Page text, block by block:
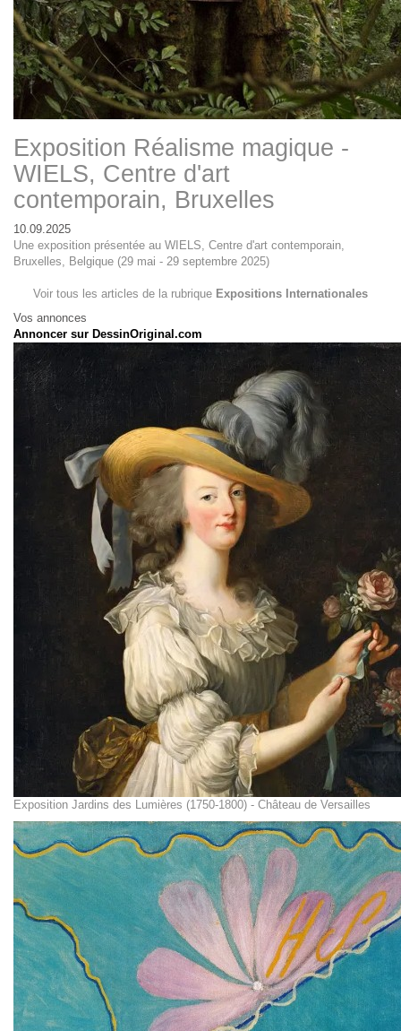
Exposition Réalisme magique -
WIELS, Centre d'art
contemporain, Bruxelles
10.09.2025
Une exposition présentée au WIELS, Centre d'art contemporain,
Bruxelles, Belgique (29 mai - 29 septembre 2025)
Voir tous les articles de la rubrique Expositions Internationales
Vos annonces
Annoncer sur DessinOriginal.com
Exposition Jardins des Lumières (1750-1800) - Château de Versailles